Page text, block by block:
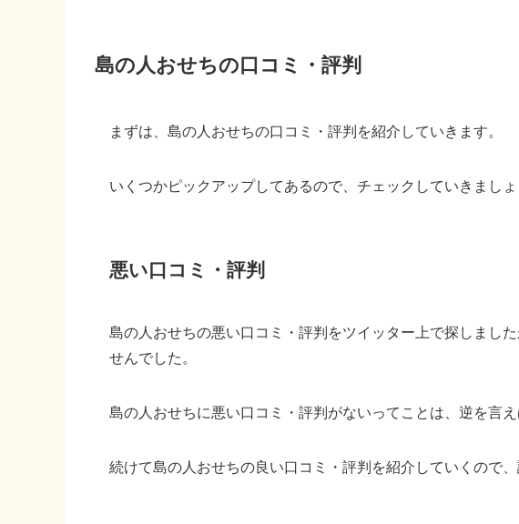
島の人おせちの口コミ・評判
まずは、島の人おせちの口コミ・評判を紹介していきます。
いくつかピックアップしてあるので、チェックしていきましょ
悪い口コミ・評判
島の人おせちの悪い口コミ・評判をツイッター上で探しまし
せんでした。
島の人おせちに悪い口コミ・評判がないってことは、逆を言
続けて島の人おせちの良い口コミ・評判を紹介していくので、